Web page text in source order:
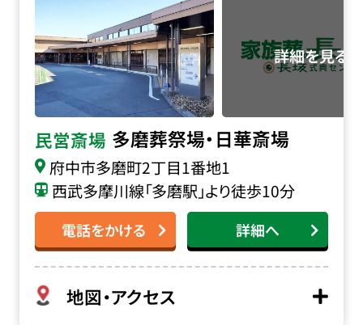
民営斎場 多磨葬祭場・日華斎場
府中市多磨町2丁目1番地1
西武多摩川線「多磨駅」より徒歩10分
電話をかける 詳細へ
地図・アクセス